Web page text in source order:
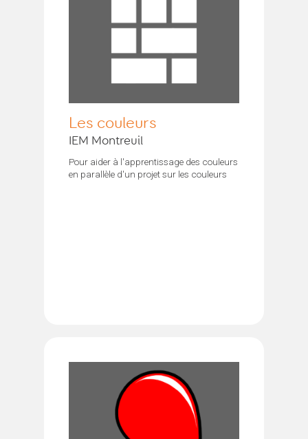
Les couleurs
IEM Montreuil
Pour aider à l'apprentissage des couleurs
en parallèle d'un projet sur les couleurs